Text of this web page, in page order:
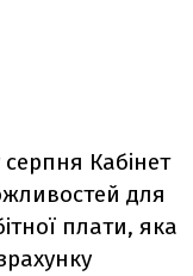
Кабінет
для
плати, яка